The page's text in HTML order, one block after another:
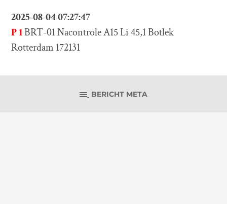
2025-08-04 07:27:47
P 1BRT-01 Nacontrole A15 Li 45,1 Botlek
Rotterdam 172131
BERICHT META